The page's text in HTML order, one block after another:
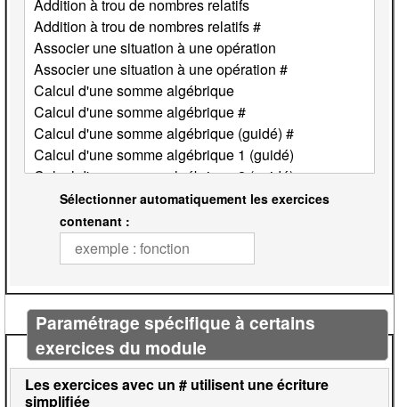
Sélectionner automatiquement les exercices
contenant :
Paramétrage spécifique à certains
exercices du module
Les exercices avec un # utilisent une écriture
simplifiée